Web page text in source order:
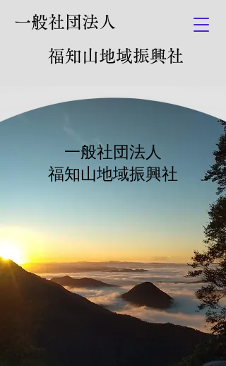
一般社団法人
福知山地域振興社
一般社団法人
​福知山地域振興社